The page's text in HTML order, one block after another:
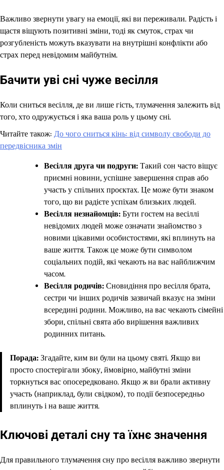
Важливо звернути увагу на емоції, які ви переживали. Радість і
щастя віщують позитивні зміни, тоді як смуток, страх чи
розгубленість можуть вказувати на внутрішні конфлікти або
страх перед невідомим майбутнім.
Бачити уві сні чуже весілля
Коли сниться весілля, де ви лише гість, тлумачення залежить від
того, хто одружується і яка ваша роль у цьому сні.
Читайте також: До чого сниться кінь: від символу свободи до
передвісника змін
Весілля друга чи подруги: Такий сон часто віщує
приємні новини, успішне завершення справ або
участь у спільних проєктах. Це може бути знаком
того, що ви радієте успіхам близьких людей.
Весілля незнайомців: Бути гостем на весіллі
невідомих людей може означати знайомство з
новими цікавими особистостями, які вплинуть на
ваше життя. Також це може бути символом
соціальних подій, які чекають на вас найближчим
часом.
Весілля родичів: Сновидіння про весілля брата,
сестри чи інших родичів зазвичай вказує на зміни
всередині родини. Можливо, на вас чекають сімейні
збори, спільні свята або вирішення важливих
родинних питань.
Порада: Згадайте, ким ви були на цьому святі. Якщо ви
просто спостерігали збоку, ймовірно, майбутні зміни
торкнуться вас опосередковано. Якщо ж ви брали активну
участь (наприклад, були свідком), то події безпосередньо
вплинуть і на ваше життя.
Ключові деталі сну та їхнє значення
Для правильного тлумачення сну про весілля важливо звернути